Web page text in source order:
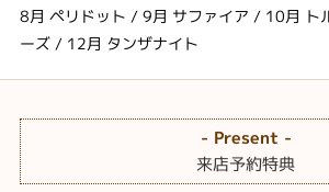
8月 ペリドット / 9月 サファイア / 10月 ト
ーズ / 12月 タンザナイト
- Present -
来店予約特典